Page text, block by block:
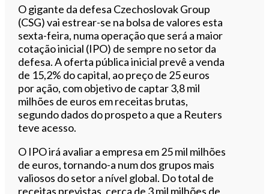
Ouvir este artigo
O gigante da defesa Czechoslovak Group
(CSG) vai estrear-se na bolsa de valores esta
sexta-feira, numa operação que será a maior
cotação inicial (IPO) de sempre no setor da
defesa. A oferta pública inicial prevê a venda
de 15,2% do capital, ao preço de 25 euros
por ação, com objetivo de captar 3,8 mil
milhões de euros em receitas brutas,
segundo dados do prospeto a que a Reuters
teve acesso.
O IPO irá avaliar a empresa em 25 mil milhões
de euros, tornando-a num dos grupos mais
valiosos do setor a nível global. Do total de
receitas previstas, cerca de 3 mil milhões de